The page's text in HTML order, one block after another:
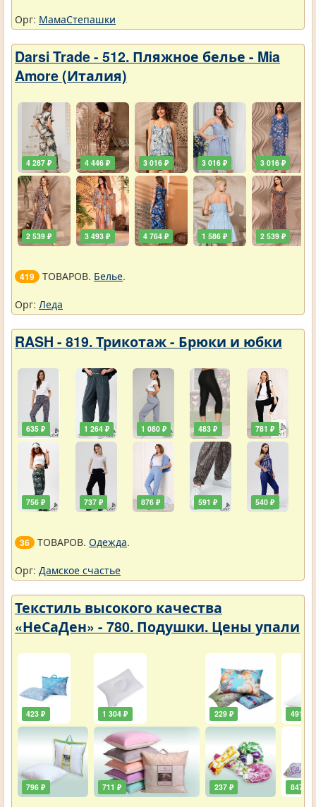
Орг: МамаСтепашки
Darsi Trade - 512. Пляжное белье - Mia
Amore (Италия)
4 287 ₽
2 539 ₽
4 446 ₽
3 493 ₽
3 016 ₽
4 764 ₽
3 016 ₽
1 586 ₽
3 016 ₽
2 539 ₽
419 ТОВАРОВ. Белье.
Орг: Леда
RASH - 819. Трикотаж - Брюки и юбки
635 ₽
756 ₽
1 264 ₽
737 ₽
1 080 ₽
876 ₽
483 ₽
591 ₽
781 ₽
540 ₽
36 ТОВАРОВ. Одежда.
Орг: Дамское счастье
Текстиль высокого качества
«НеСаДен» - 780. Подушки. Цены упали
423 ₽
796 ₽
1 304 ₽
711 ₽
229 ₽
237 ₽
491 ₽
847 ₽